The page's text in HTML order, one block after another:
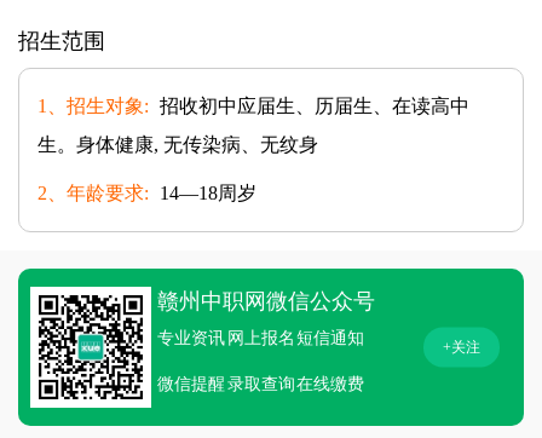
招生范围
1、招生对象: 招收初中应届生、历届生、在读高中
生。身体健康, 无传染病、无纹身
2、年龄要求: 14—18周岁
赣州中职网微信公众号
专业资讯 网上报名 短信通知
微信提醒 录取查询在线缴费
+关注